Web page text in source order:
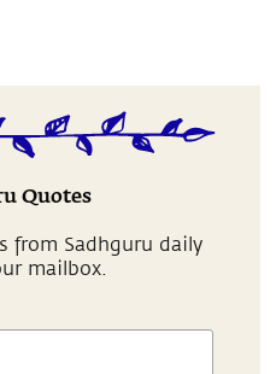
Quotes
from Sadhguru daily
mailbox.